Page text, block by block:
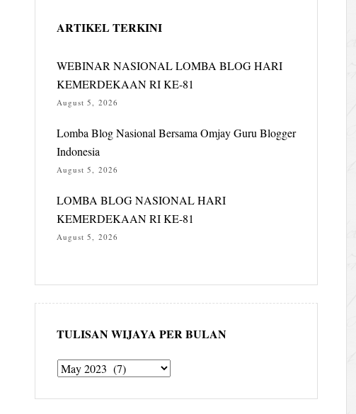
ARTIKEL TERKINI
WEBINAR NASIONAL LOMBA BLOG HARI
KEMERDEKAAN RI KE-81
August 5, 2026
Lomba Blog Nasional Bersama Omjay Guru Blogger
Indonesia
August 5, 2026
LOMBA BLOG NASIONAL HARI
KEMERDEKAAN RI KE-81
August 5, 2026
TULISAN WIJAYA PER BULAN
Tulisan
per